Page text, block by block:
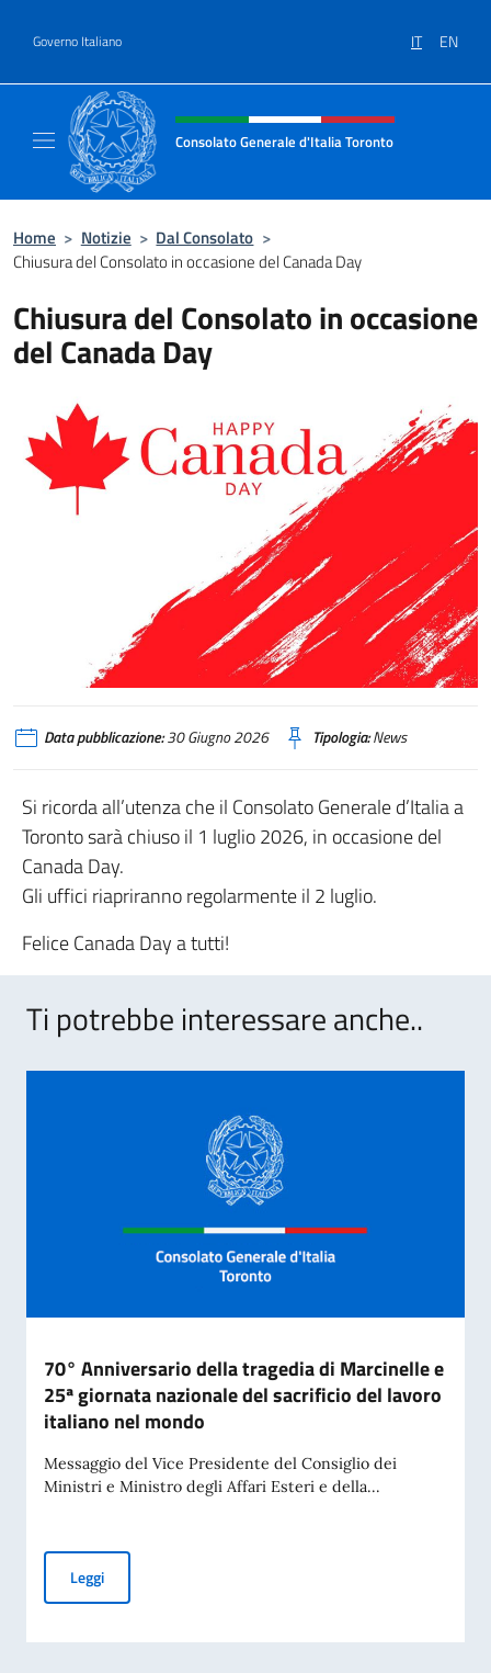
Governo Italiano IT EN
Intestazione sito, social e menù
Consolato Generale d'Italia Toronto
Home > Notizie > Dal Consolato >
Chiusura del Consolato in occasione del Canada Day
Chiusura del Consolato in occasione
del Canada Day
Data pubblicazione:30 Giugno 2026 Tipologia:News
Si ricorda all’utenza che il Consolato Generale d’Italia a
Toronto sarà chiuso il 1 luglio 2026, in occasione del
Canada Day.
Gli uffici riapriranno regolarmente il 2 luglio.
Felice Canada Day a tutti!
Ti potrebbe interessare anche..
70° Anniversario della tragedia di Marcinelle e
25ª giornata nazionale del sacrificio del lavoro
italiano nel mondo
Messaggio del Vice Presidente del Consiglio dei
Ministri e Ministro degli Affari Esteri e della...
Leggi70° Anniversario della tragedia di Marcinelle e 25ª